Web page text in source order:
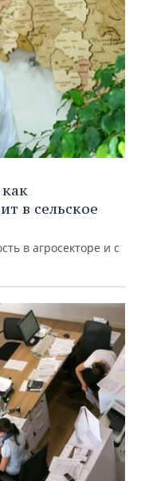
в сельское
в агросекторе и с